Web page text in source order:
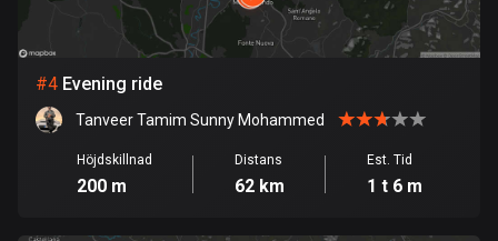
Chile
Colombia
1349 rutter
#4 Evening ride
Tanveer Tamim Sunny Mohammed
Höjdskillnad
200 m
Distans
62 km
Est. Tid
1 t 6 m